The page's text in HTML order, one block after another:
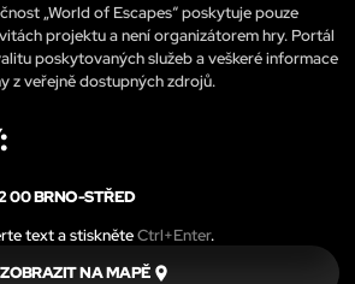
„World of Escapes“ poskytuje pouze
projektu a není organizátorem hry. Portál
poskytovaných služeb a veškeré informace
z veřejně dostupných zdrojů.
00 BRNO-STŘED
text a stiskněteCtrl+Enter.
ZOBRAZIT NA MAPĚ